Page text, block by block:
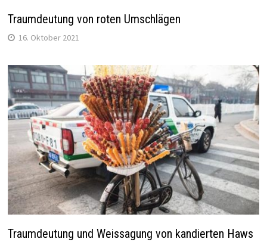
Traumdeutung von roten Umschlägen
16. Oktober 2021
Traumdeutung und Weissagung von kandierten Haws